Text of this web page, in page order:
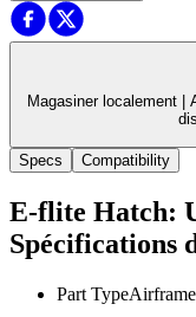
Magasiner localement |
Specs Compatibility
E-flite Hatch:
Spécifications
Part Type